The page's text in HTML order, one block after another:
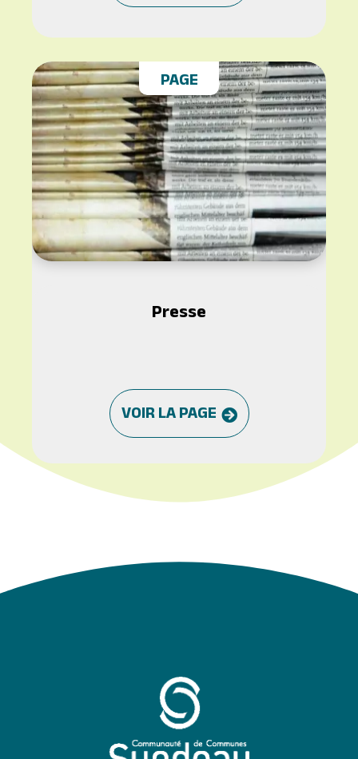
Presse
VOIR LA PAGE
PAGE